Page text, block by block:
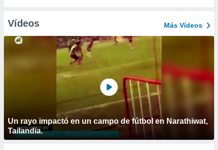
Vídeos Más Vídeos
Un rayo impactó en un campo de fútbol en Narathiwat,
Tailandia.